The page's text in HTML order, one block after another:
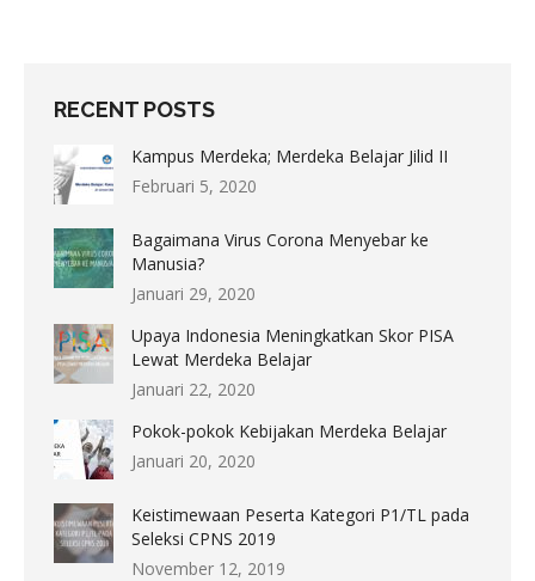
RECENT POSTS
Kampus Merdeka; Merdeka Belajar Jilid II
Februari 5, 2020
Bagaimana Virus Corona Menyebar ke
Manusia?
Januari 29, 2020
Upaya Indonesia Meningkatkan Skor PISA
Lewat Merdeka Belajar
Januari 22, 2020
Pokok-pokok Kebijakan Merdeka Belajar
Januari 20, 2020
Keistimewaan Peserta Kategori P1/TL pada
Seleksi CPNS 2019
November 12, 2019